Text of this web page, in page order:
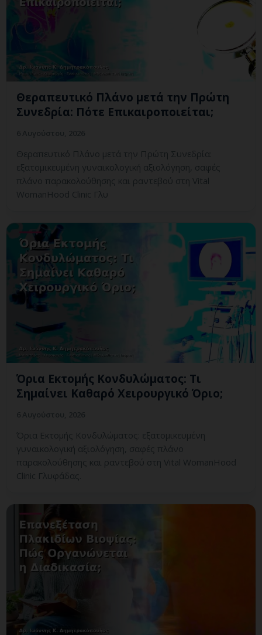
Θεραπευτικό Πλάνο μετά την Πρώτη
Συνεδρία: Πότε Επικαιροποιείται;
Θεραπευτικό Πλάνο μετά την Πρώτη Συνεδρία:
εξατομικευμένη γυναικολογική αξιολόγηση, σαφές
πλάνο παρακολούθησης και ραντεβού στη Vital
WomanHood Clinic Γλυ
Όρια Εκτομής Κονδυλώματος: Τι
Σημαίνει Καθαρό Χειρουργικό Όριο;
Όρια Εκτομής Κονδυλώματος: εξατομικευμένη
γυναικολογική αξιολόγηση, σαφές πλάνο
παρακολούθησης και ραντεβού στη Vital WomanHood
Clinic Γλυφάδας.